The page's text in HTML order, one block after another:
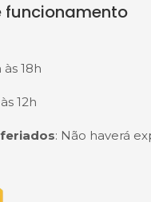
funcionamento
às 18h
12h
: Não haverá